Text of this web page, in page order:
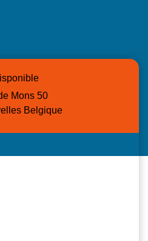
Mons 50
Belgique